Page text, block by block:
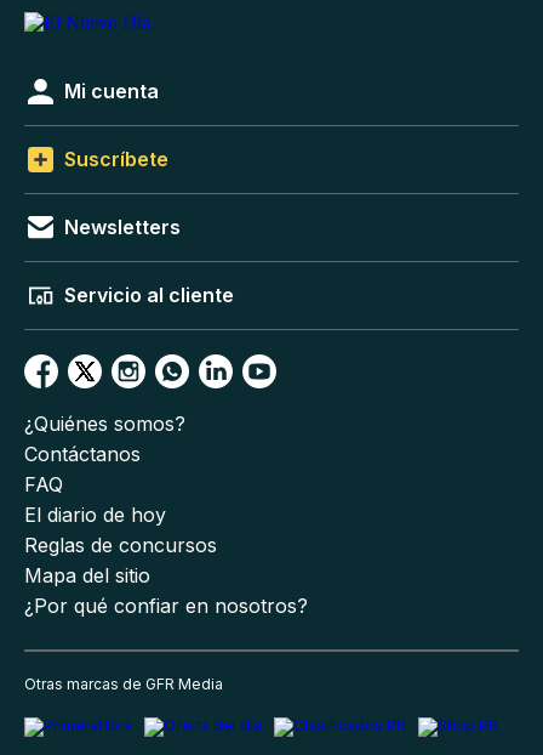
Mi cuenta
Suscríbete
Newsletters
Servicio al cliente
¿Quiénes somos?
Contáctanos
FAQ
El diario de hoy
Reglas de concursos
Mapa del sitio
¿Por qué confiar en nosotros?
Otras marcas de GFR Media